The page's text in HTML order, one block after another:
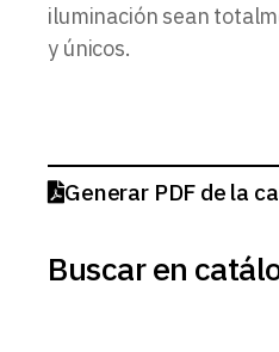
iluminación sean
y únicos.
Generar PDF de la
Buscar en